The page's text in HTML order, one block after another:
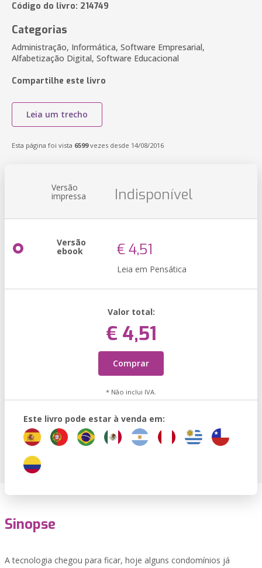
Código do livro: 214749
Categorias
Administração, Informática, Software Empresarial,
Alfabetização Digital, Software Educacional
Compartilhe este livro
Leia um trecho
Esta página foi vista 6599vezes desde 14/08/2016
Versão
impressa Indisponível
Versão
ebook € 4,51
Leia em Pensática
Valor total:
€ 4,51
Comprar
* Não inclui IVA.
Este livro pode estar à venda em:
Sinopse
A tecnologia chegou para ficar, hoje alguns condomínios já